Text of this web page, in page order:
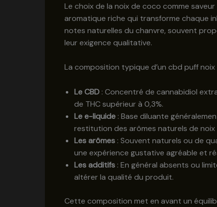
Le choix de la noix de coco comme
aromatique riche qui transforme chaque
notes naturelles du chanvre, souvent
leur exigence qualitative.
La composition typique d’un cbd puff
Le CBD : Concentré de cannabidiol
de THC supérieur à 0,3%.
Le e-liquide : Base diluante
restitution des arômes naturels de noix
Les arômes : Souvent naturels ou de
une expérience gustative agréable et
Les additifs : En général absents ou
altérer la qualité du produit.
Cette composition met en avant un